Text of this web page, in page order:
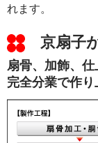
れます。
京扇子
扇骨、加飾、
完全分業で作り